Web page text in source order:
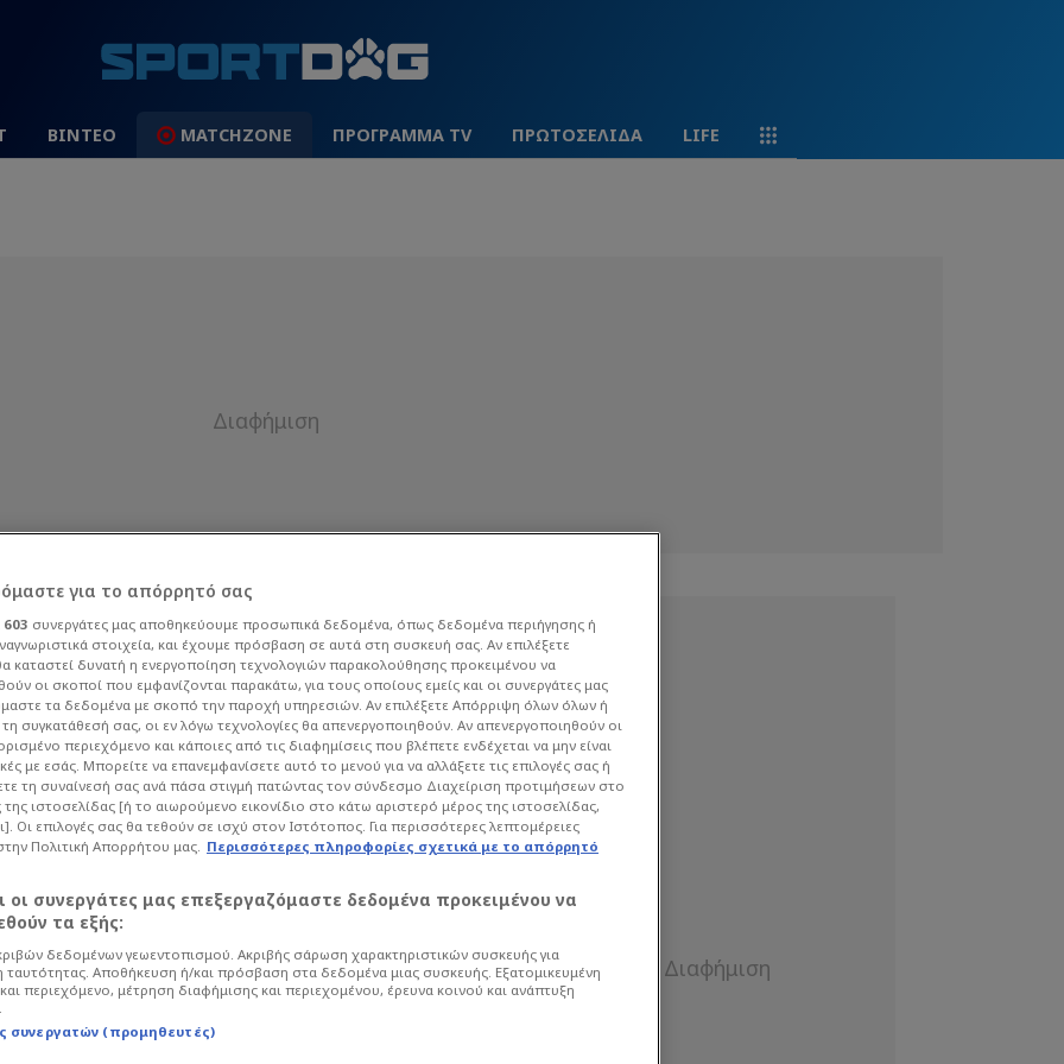
ΒΙΝΤΕΟ MATCHZONE ΠΡΟΓΡΑΜΜΑ TV ΠΡΩΤΟΣΕΛΙΔΑ LIFE
ο Ριμπάλτα…
Blogs
να επεκτείνει τη συνεργασία και
για το απόρρητό σας
603 συνεργάτες μας αποθηκεύουμε προσωπικά δεδομένα, όπως δεδομένα περιήγησης ή
στοιχεία, και έχουμε πρόσβαση σε αυτά στη συσκευή σας. Αν επιλέξετε
καταστεί δυνατή η ενεργοποίηση τεχνολογιών παρακολούθησης προκειμένου να
οι σκοποί που εμφανίζονται παρακάτω, για τους οποίους εμείς και οι συνεργάτες μας
τα δεδομένα με σκοπό την παροχή υπηρεσιών. Αν επιλέξετε Απόρριψη όλων όλων ή
συγκατάθεσή σας, οι εν λόγω τεχνολογίες θα απενεργοποιηθούν. Αν απενεργοποιηθούν οι
περιεχόμενο και κάποιες από τις διαφημίσεις που βλέπετε ενδέχεται να μην είναι
με εσάς. Μπορείτε να επανεμφανίσετε αυτό το μενού για να αλλάξετε τις επιλογές σας ή
τη συναίνεσή σας ανά πάσα στιγμή πατώντας τον σύνδεσμο Διαχείριση προτιμήσεων στο
ιστοσελίδας [ή το αιωρούμενο εικονίδιο στο κάτω αριστερό μέρος της ιστοσελίδας,
Οι επιλογές σας θα τεθούν σε ισχύ στον Ιστότοπος. Για περισσότερες λεπτομέρειες
Πολιτική Απορρήτου μας. Περισσότερες πληροφορίες σχετικά με το απόρρητό
οι συνεργάτες μας επεξεργαζόμαστε δεδομένα προκειμένου να
τα εξής:
δεδομένων γεωεντοπισμού. Ακριβής σάρωση χαρακτηριστικών συσκευής για
ταυτότητας. Αποθήκευση ή/και πρόσβαση στα δεδομένα μιας συσκευής. Εξατομικευμένη
περιεχόμενο, μέτρηση διαφήμισης και περιεχομένου, έρευνα κοινού και ανάπτυξη
συνεργατών (προμηθευτές)